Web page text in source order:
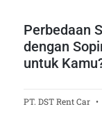
Perbedaan
dengan
untuk
PT. DST Rent Car